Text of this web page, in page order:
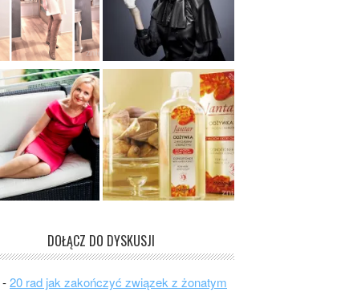
DOŁĄCZ DO DYSKUSJI
-20 rad jak zakończyć związek z żonatym